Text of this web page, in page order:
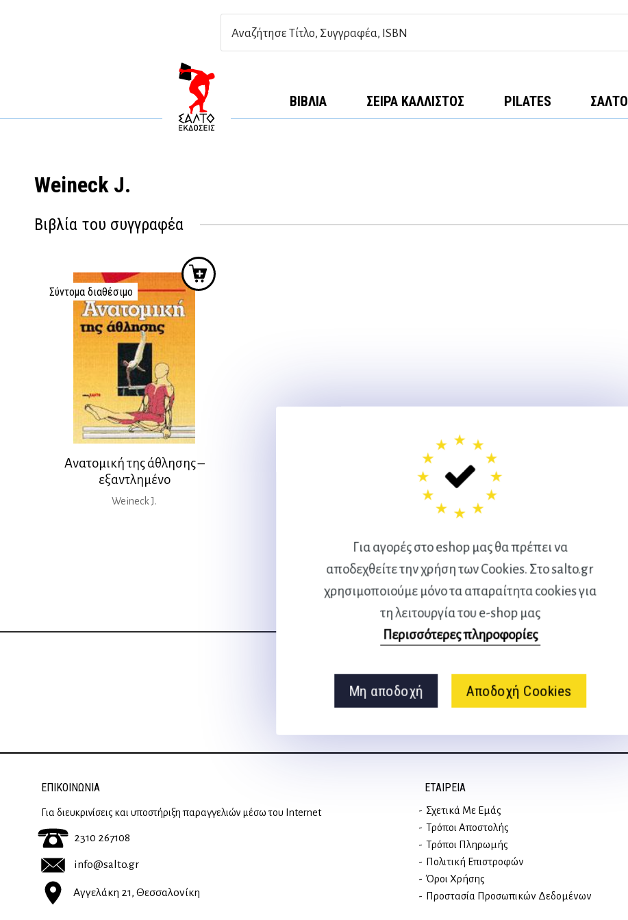
Για αγορές στο eshop μας θα πρέπει να
αποδεχθείτε την χρήση των Cookies. Στο salto.gr
χρησιμοποιούμε μόνο τα απαραίτητα cookies για
τη λειτουργία του e-shop μας
Περισσότερες πληροφορίες
Μη αποδοχή Αποδοχή Cookies
ΒΙΒΛΊΑ ΣΕΙΡΆ ΚΆΛΛΙΣΤΟΣ PILATES ΣΑΛΤΟ
Weineck J.
Βιβλία του συγγραφέα
Σύντομα διαθέσιμο
Ανατομική της άθλησης –
εξαντλημένο
Weineck J.
Ακολουθήστε μας
στα social media
ΕΠΙΚΟΙΝΩΝΊΑ
Για διευκρινίσεις και υποστήριξη παραγγελιών μέσω του Internet
2310 267108
info@salto.gr
Αγγελάκη 21, Θεσσαλονίκη
ΕΤΑΙΡΕΊΑ
Σχετικά Με Εμάς
Τρόποι Αποστολής
Τρόποι Πληρωμής
Πολιτική Επιστροφών
Όροι Χρήσης
Προστασία Προσωπικών Δεδομένων